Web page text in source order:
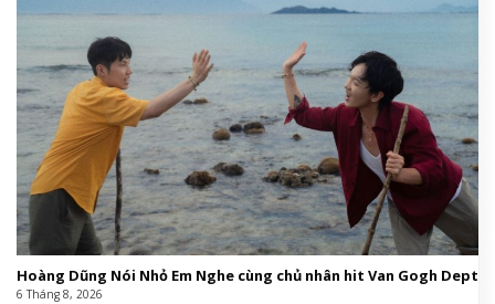
Hoàng Dũng Nói Nhỏ Em Nghe cùng chủ nhân hit Van Gogh Dept
6 Tháng 8, 2026